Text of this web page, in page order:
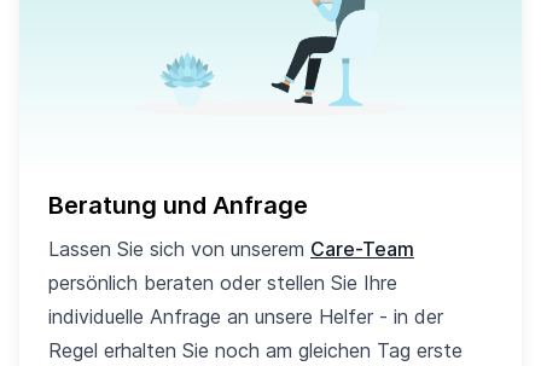
Beratung und Anfrage
Lassen Sie sich von unserem Care-Team
persönlich beraten oder stellen Sie Ihre
individuelle Anfrage an unsere Helfer - in der
Regel erhalten Sie noch am gleichen Tag erste